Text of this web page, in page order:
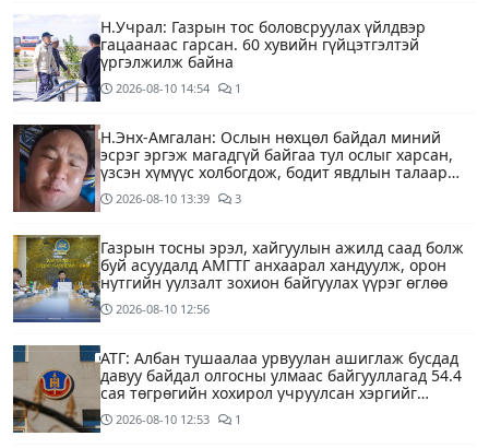
Н.Учрал: Газрын тос боловсруулах үйлдвэр
гацаанаас гарсан. 60 хувийн гүйцэтгэлтэй
үргэлжилж байна
2026-08-10 14:54 1
Н.Энх-Амгалан: Ослын нөхцөл байдал миний
эсрэг эргэж магадгүй байгаа тул ослыг харсан,
үзсэн хүмүүс холбогдож, бодит явдлын талаар
ярьж өгч тусална уу
2026-08-10 13:39 3
Газрын тосны эрэл, хайгуулын ажилд саад болж
буй асуудалд АМГТГ анхаарал хандуулж, орон
нутгийн уулзалт зохион байгуулах үүрэг өглөө
2026-08-10 12:56
АТГ: Албан тушаалаа урвуулан ашиглаж бусдад
давуу байдал олгосны улмаас байгууллагад 54.4
сая төгрөгийн хохирол учруулсан хэргийг
прокурорт шилжүүллээ
2026-08-10 12:53 1